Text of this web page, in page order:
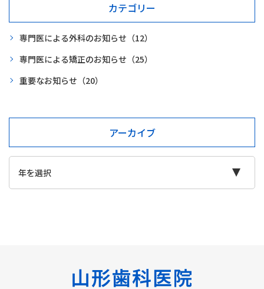
カテゴリー
専門医による外科のお知らせ （12）
専門医による矯正のお知らせ （25）
重要なお知らせ （20）
アーカイブ